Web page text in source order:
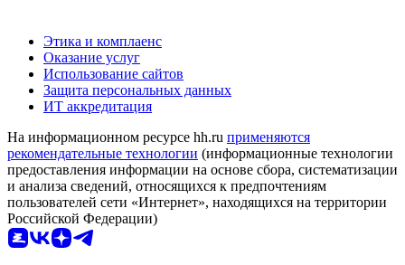
Этика и комплаенс
Оказание услуг
Использование сайтов
Защита персональных данных
ИТ аккредитация
На информационном ресурсе hh.ru применяются
рекомендательные технологии (информационные технологии
предоставления информации на основе сбора, систематизации
и анализа сведений, относящихся к предпочтениям
пользователей сети «Интернет», находящихся на территории
Российской Федерации)